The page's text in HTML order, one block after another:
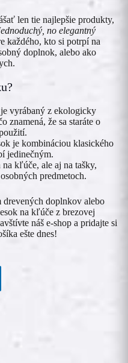
len tie najlepšie produkty,
no elegantný
každého, kto si potrpí na
doplnok, alebo ako
vyrábaný z ekologicky
znamená, že sa staráte o
je kombináciou klasického
jedinečným.
kľúče, ale aj na tašky,
predmetoch.
doplnkov alebo
na kľúče z brezovej
náš e-shop a pridajte si
ešte dnes!